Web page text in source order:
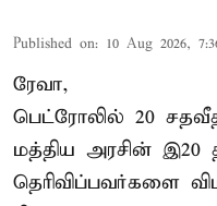
Published on: 10 Aug 2026,
ரேவா,
பெட்ரோலில் 20
மத்திய அரசின் இ20
தெரிவிப்பவர்களை